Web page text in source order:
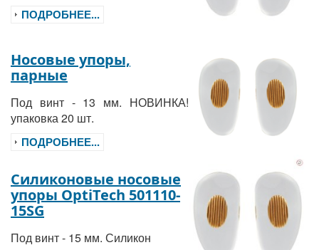
ПОДРОБНЕЕ...
Носовые упоры,
парные
Под винт - 13 мм. НОВИНКА!
упаковка 20 шт.
ПОДРОБНЕЕ...
Силиконовые носовые
упоры OptiTech 501110-
15SG
Под винт - 15 мм. Силикон